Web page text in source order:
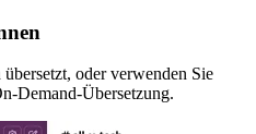
oder verwenden Sie
Demand-Übersetzung.